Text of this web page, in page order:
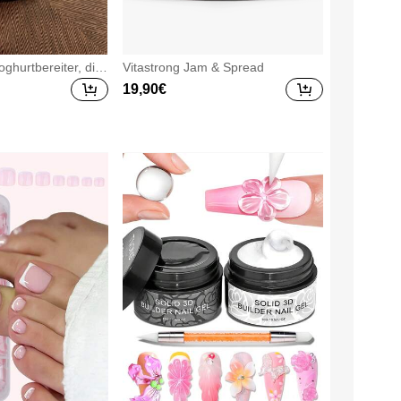
digi
fü
Natto, Haushal
Vitastrong Jam & Spread
19,90€